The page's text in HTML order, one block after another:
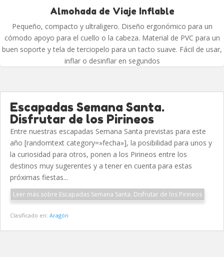
Almohada de Viaje Inflable
Pequeño, compacto y ultraligero. Diseño ergonómico para un
cómodo apoyo para el cuello o la cabeza. Material de PVC para un
buen soporte y tela de terciopelo para un tacto suave. Fácil de usar,
inflar o desinflar en segundos
Escapadas Semana Santa.
Disfrutar de los Pirineos
Entre nuestras escapadas Semana Santa previstas para este
año [randomtext category=»fecha»], la posibilidad para unos y
la curiosidad para otros, ponen a los Pirineos entre los
destinos muy sugerentes y a tener en cuenta para estas
próximas fiestas...
Leer más sobre Escapadas Semana Santa. Disfrutar de los Pirineos
Clasificado en: Aragón